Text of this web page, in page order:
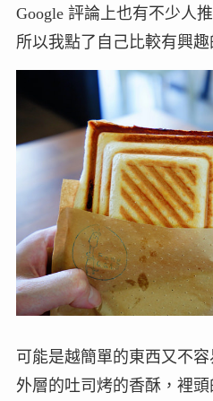
Google 評論上也有不少人
所以我點了自己比較有興趣
可能是越簡單的東西又不容
外層的吐司烤的香酥，裡頭